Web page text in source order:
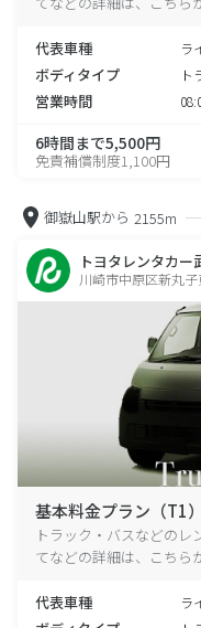
代表車種 ラ
ボディタイプ ト
営業時間
6時間まで5,500円
免責補償制度1,100円
御嶽山駅から 2155m
トヨタレンタカー
川崎市中原区新丸
基本料金プラン（T1）
トラック・バスなどの
てなどの詳細は、こちら
代表車種 ラ